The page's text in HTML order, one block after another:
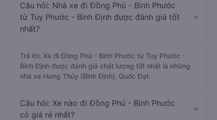
Câu hỏi: Nhà xe đi Đồng Phú - Bình Phước
từ Tuy Phước - Bình Định được đánh giá tốt
nhất?
Trả lời: Xe đi Đồng Phú - Bình Phước từ Tuy Phước -
Bình Định được đánh giá chất lượng tốt nhất là những
nhà xe Hưng Thủy (Bình Định), Quốc Đạt.
Câu hỏi: Xe nào đi Đồng Phú - Bình Phước
có giá rẻ nhất?